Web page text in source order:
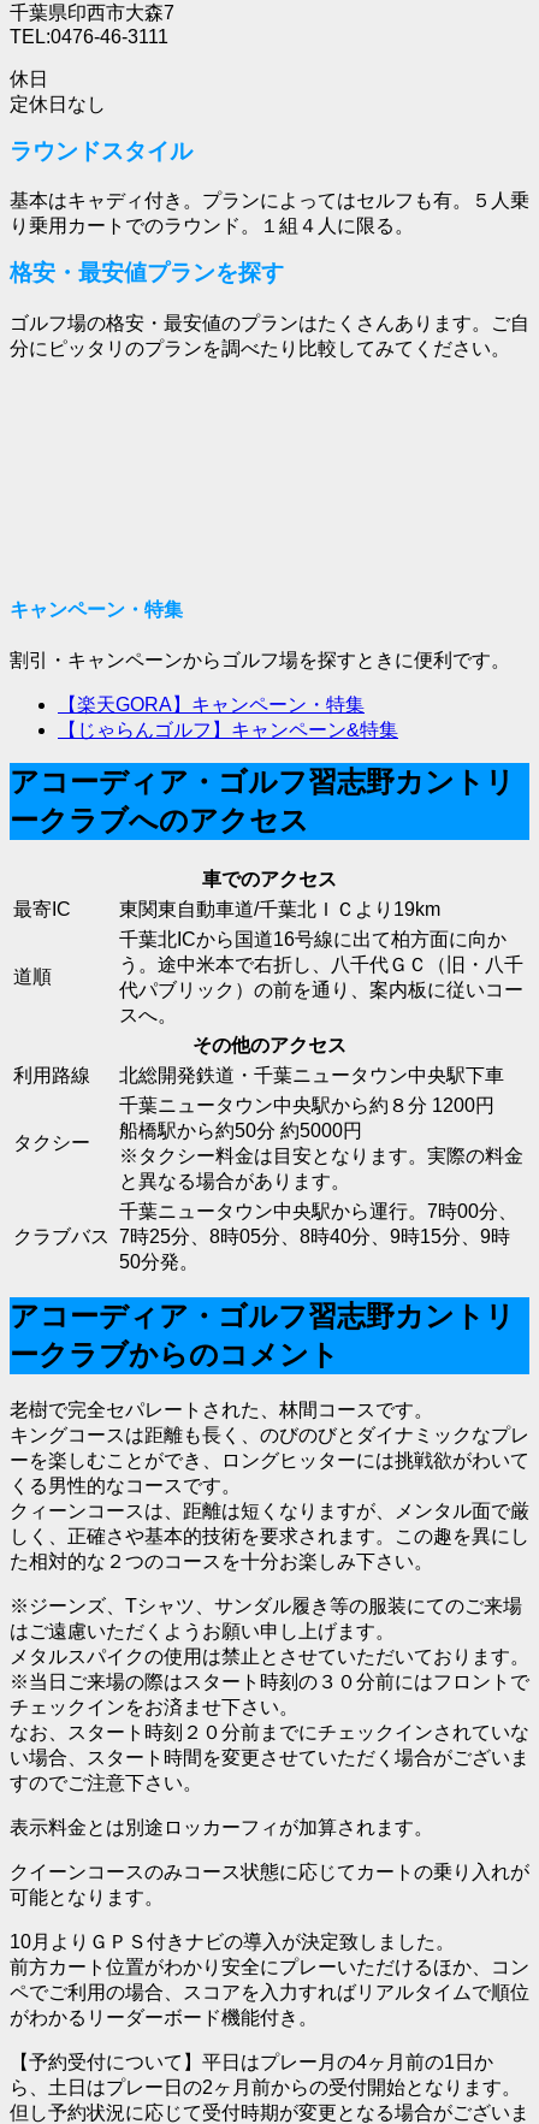
千葉県印西市大森7
TEL:0476-46-3111
休日
定休日なし
ラウンドスタイル
基本はキャディ付き。プランによってはセルフも有。５人乗
り乗用カートでのラウンド。１組４人に限る。
格安・最安値プランを探す
ゴルフ場の格安・最安値のプランはたくさんあります。ご自
分にピッタリのプランを調べたり比較してみてください。
キャンペーン・特集
割引・キャンペーンからゴルフ場を探すときに便利です。
【楽天GORA】キャンペーン・特集
【じゃらんゴルフ】キャンペーン&特集
アコーディア・ゴルフ習志野カントリ
ークラブへのアクセス
車でのアクセス
最寄IC
東関東自動車道/千葉北ＩＣより19km
道順
千葉北ICから国道16号線に出て柏方面に向か
う。途中米本で右折し、八千代ＧＣ（旧・八千
代パブリック）の前を通り、案内板に従いコー
スへ。
その他のアクセス
利用路線
北総開発鉄道・千葉ニュータウン中央駅下車
タクシー
千葉ニュータウン中央駅から約８分 1200円
船橋駅から約50分 約5000円
※タクシー料金は目安となります。実際の料金
と異なる場合があります。
クラブバス
千葉ニュータウン中央駅から運行。7時00分、
7時25分、8時05分、8時40分、9時15分、9時
50分発。
アコーディア・ゴルフ習志野カントリ
ークラブからのコメント
老樹で完全セパレートされた、林間コースです。
キングコースは距離も長く、のびのびとダイナミックなプレ
ーを楽しむことができ、ロングヒッターには挑戦欲がわいて
くる男性的なコースです。
クィーンコースは、距離は短くなりますが、メンタル面で厳
しく、正確さや基本的技術を要求されます。この趣を異にし
た相対的な２つのコースを十分お楽しみ下さい。
※ジーンズ、Tシャツ、サンダル履き等の服装にてのご来場
はご遠慮いただくようお願い申し上げます。
メタルスパイクの使用は禁止とさせていただいております。
※当日ご来場の際はスタート時刻の３０分前にはフロントで
チェックインをお済ませ下さい。
なお、スタート時刻２０分前までにチェックインされていな
い場合、スタート時間を変更させていただく場合がございま
すのでご注意下さい。
表示料金とは別途ロッカーフィが加算されます。
クイーンコースのみコース状態に応じてカートの乗り入れが
可能となります。
10月よりＧＰＳ付きナビの導入が決定致しました。
前方カート位置がわかり安全にプレーいただけるほか、コン
ペでご利用の場合、スコアを入力すればリアルタイムで順位
がわかるリーダーボード機能付き。
【予約受付について】平日はプレー月の4ヶ月前の1日か
ら、土日はプレー日の2ヶ月前からの受付開始となります。
但し予約状況に応じて受付時期が変更となる場合がございま